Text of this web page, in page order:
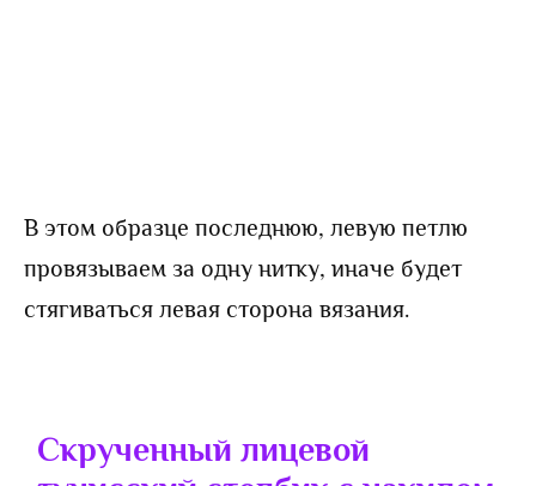
В этом образце последнюю, левую петлю
провязываем за одну нитку, иначе будет
стягиваться левая сторона вязания.
Скрученный лицевой